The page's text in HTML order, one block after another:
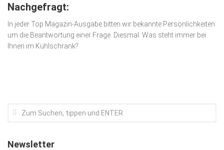
gesund & schön
Gesellschaft
Kunst & Kultur
SACHSEN IN PARIS
Nachgefragt:
In jeder Top Magazin-Ausgabe bitten wir bekannte Persönlichkeiten
um die Beantwortung einer Frage. Diesmal: Was steht immer bei
Ihnen im Kühlschrank?
Newsletter